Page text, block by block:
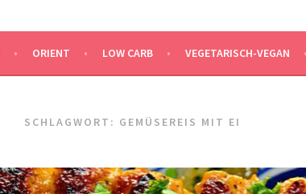
ORIENT LOW CARB VEGETARISCH-VEGAN
SCHLAGWORT: GEMÜSEREIS MIT EI